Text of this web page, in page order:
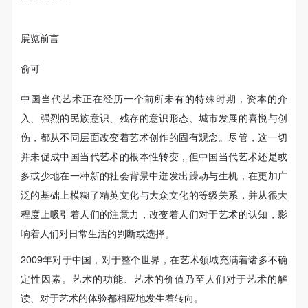
2009年10月10日，“全球艺术品收藏论坛”（包括闭门会
验，旨在探索出中国当代艺术在与世界各国的交往中，
存在的诸多可能性。从时间上看，中国当代艺术历程对
原因，“全球艺术品收藏论坛”第一次走出西方文化中心
——欧洲，于今年10月移址中国北京——在这样一个颇
具实验意味的时间节点上，我们试图通过“碰撞”中的30
个具有典型意义的艺术个案，来展示出这个占全球1/4人
口国家的艺术家，是如何在一种不确定性中，明智地做
出我们关于今天和明天的抉择。本次碰撞艺术展览的参
展览前言
俞可
中国当代艺术正在经历一个前所未有的特殊时期，资本的介
入、强烈的民族意识、残存的意识形态、城市发展的喜悦与创
伤，都从不同层面改变着艺术创作的固有观念。尽管，这一切
并未促成中国当代艺术的根本性转变，但中国当代艺术还是或
多或少地在一种新的社会背景中迸发出躁动与生机，在更加广
泛的基础上模糊了精英文化与大众文化的等级关系，并从很大
程度上吸引着人们的注意力，改变着人们对于艺术的认知，影
响着人们对日常生活的判断或选择。
2009年对于中国，对于整个世界，在艺术领域充满着诸多不确
定性因素。艺术的功能、艺术的价值乃至人们对于艺术的解
读、对于艺术的体验都相应地发生着转向。
快捷登录 帐号密码登录
手机号码
发送验证码
手机号码将作为您的登录账号
验证码
登录
的人身安全不负有民事及相关连带责任。
第五条
序、维护美术馆场地及展示、展览、馆藏艺术作品及
衍生品的安全。活动中一旦因个人原因造成美术馆场
地、空间、艺术品、衍生品等受到不同程度的损失、
破坏。活动中任何非事故当事人及美术馆将不承担相
应的责任与损失，应由参与活动者根据相应的法律条
文、组织规定进行协商和赔偿。并追究相应的法律责
任和经济责任。
第六条
参与活动者在参与活动时应当在美术馆工作人员及活
动导师、教师指导下进行，并正确的使用活动中所涉
及到的绘画工具、创作材料及配套设备、设施，若参
的人身安全不负有民事及相关连带责任。
第五条
序、维护美术馆场地及展示、展览、馆藏艺术作品及
衍生品的安全。活动中一旦因个人原因造成美术馆场
地、空间、艺术品、衍生品等受到不同程度的损失、
破坏。活动中任何非事故当事人及美术馆将不承担相
应的责任与损失，应由参与活动者根据相应的法律条
文、组织规定进行协商和赔偿。并追究相应的法律责
任和经济责任。
第六条
参与活动者在参与活动时应当在美术馆工作人员及活
动导师、教师指导下进行，并正确的使用活动中所涉
及到的绘画工具、创作材料及配套设备、设施，若参
的人身安全不负有民事及相关连带责任。
第五条
序、维护美术馆场地及展示、展览、馆藏艺术作品及
衍生品的安全。活动中一旦因个人原因造成美术馆场
地、空间、艺术品、衍生品等受到不同程度的损失、
破坏。活动中任何非事故当事人及美术馆将不承担相
应的责任与损失，应由参与活动者根据相应的法律条
文、组织规定进行协商和赔偿。并追究相应的法律责
任和经济责任。
第六条
参与活动者在参与活动时应当在美术馆工作人员及活
动导师、教师指导下进行，并正确的使用活动中所涉
及到的绘画工具、创作材料及配套设备、设施，若参